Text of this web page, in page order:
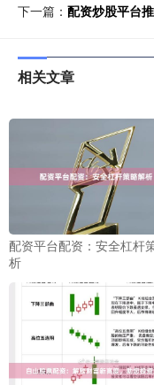
下一篇： 配资炒股平台
相关文章
配资平台配资：安全杠杆
析